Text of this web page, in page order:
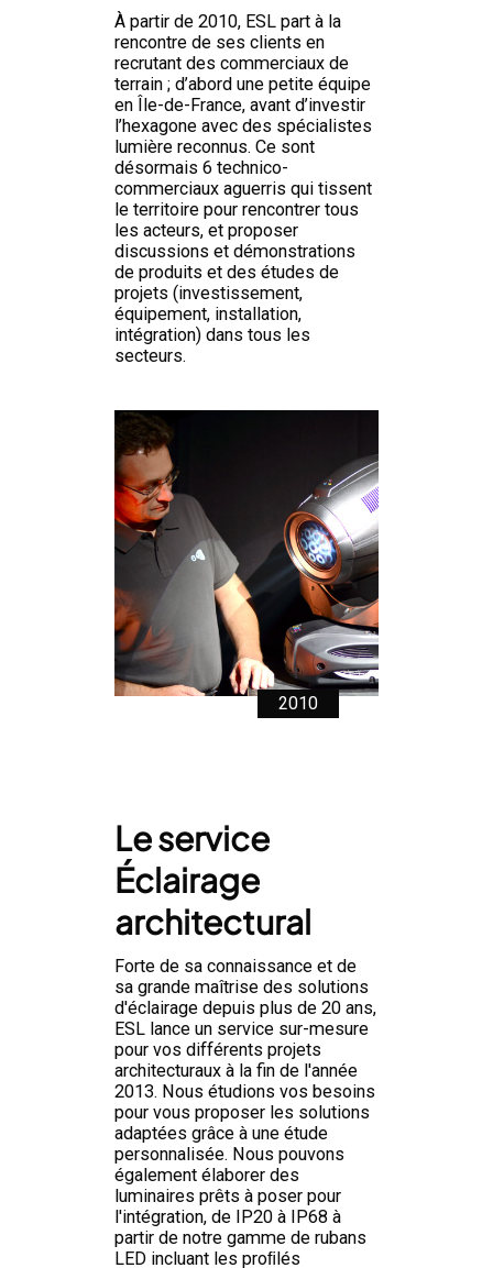
2010
À partir de 2010, ESL part à la
rencontre de ses clients en
recrutant des commerciaux de
terrain ; d’abord une petite équipe
en Île-de-France, avant d’investir
l’hexagone avec des spécialistes
lumière reconnus. Ce sont
désormais 6 technico-
commerciaux aguerris qui tissent
le territoire pour rencontrer tous
les acteurs, et proposer
discussions et démonstrations
de produits et des études de
projets (investissement,
équipement, installation,
intégration) dans tous les
secteurs.
Le service
Éclairage
architectural
Forte de sa connaissance et de
sa grande maîtrise des solutions
d'éclairage depuis plus de 20 ans,
ESL lance un service sur-mesure
pour vos différents projets
architecturaux à la fin de l'année
2013. Nous étudions vos besoins
pour vous proposer les solutions
adaptées grâce à une étude
personnalisée. Nous pouvons
également élaborer des
luminaires prêts à poser pour
l'intégration, de IP20 à IP68 à
partir de notre gamme de rubans
LED incluant les proﬁlés